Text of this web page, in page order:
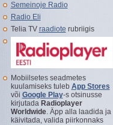
Semeinoje Radio
Radio Eli
Telia TV raadiote rubriigis
Mobiilsetes seadmetes
kuulamiseks tuleb App Stores
või Google Play-s otsinusse
kirjutada Radioplayer
Worldwide. Äpp alla laadida ja
käivitada, valida piirkonnaks